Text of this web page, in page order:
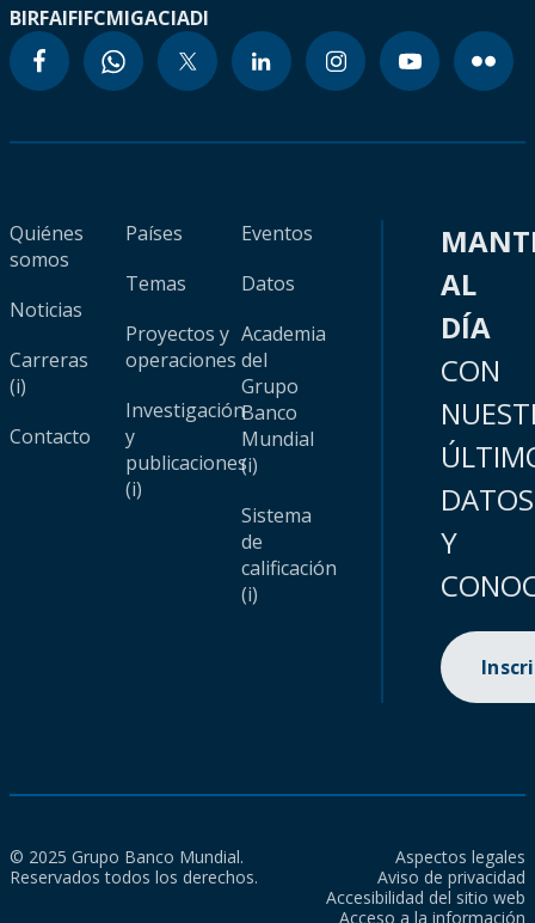
BIRFAIFIFCMIGACIADI
Quiénes
somos
Noticias
Carreras
(i)
Contacto
Países
Temas
Proyectos y
operaciones
Investigación
y
publicaciones
(i)
Eventos
Datos
Academia
del
Grupo
Banco
Mundial
(i)
Sistema
de
calificación
(i)
AL
DÍA
CON
DATOS
Y
© 2025 Grupo Banco Mundial.
Reservados todos los derechos.
Aspectos legales
Aviso de privacidad
Accesibilidad del sitio web
Acceso a la información